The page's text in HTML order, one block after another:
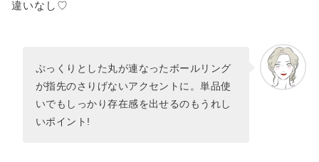
違いなし♡
ぷっくりとした丸が連なったボールリング
が指先のさりげないアクセントに。単品使
いでもしっかり存在感を出せるのもうれし
いポイント!